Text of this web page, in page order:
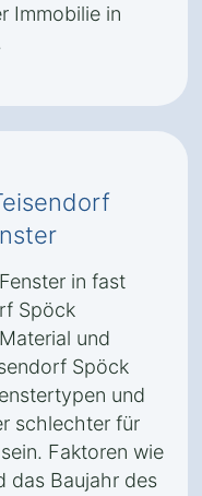
Immobilie in
in fast
Spöck
und
Spöck
und
schlechter für
Faktoren wie
das Baujahr des